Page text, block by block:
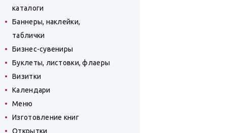
каталоги
Баннеры, наклейки,
таблички
Бизнес-сувениры
Буклеты, листовки, флаеры
Визитки
Календари
Меню
Изготовление книг
Открытки